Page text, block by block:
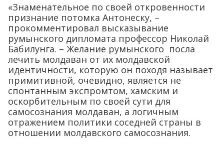
«Знаменательное по своей откровенности
признание потомка Антонеску, –
прокомментировал высказывание
румынского дипломата профессор Николай
Бабилунга. – Желание румынского посла
лечить молдаван от их молдавской
идентичности, которую он походя называет
примитивной, очевидно, является не
спонтанным экспромтом, хамским и
оскорбительным по своей сути для
самосознания молдаван, а логичным
отражением политики соседней страны в
отношении молдавского самосознания.